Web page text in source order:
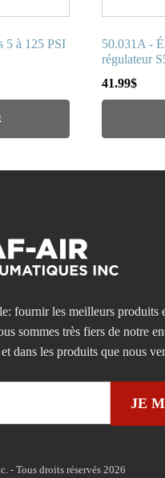
5 à 125 PSI
50.031A -
régulateur
41.99$
fournir les meilleurs produits
sommes très fiers de notre
dans les produits que nous
JE
- Tous droits réservés 2026